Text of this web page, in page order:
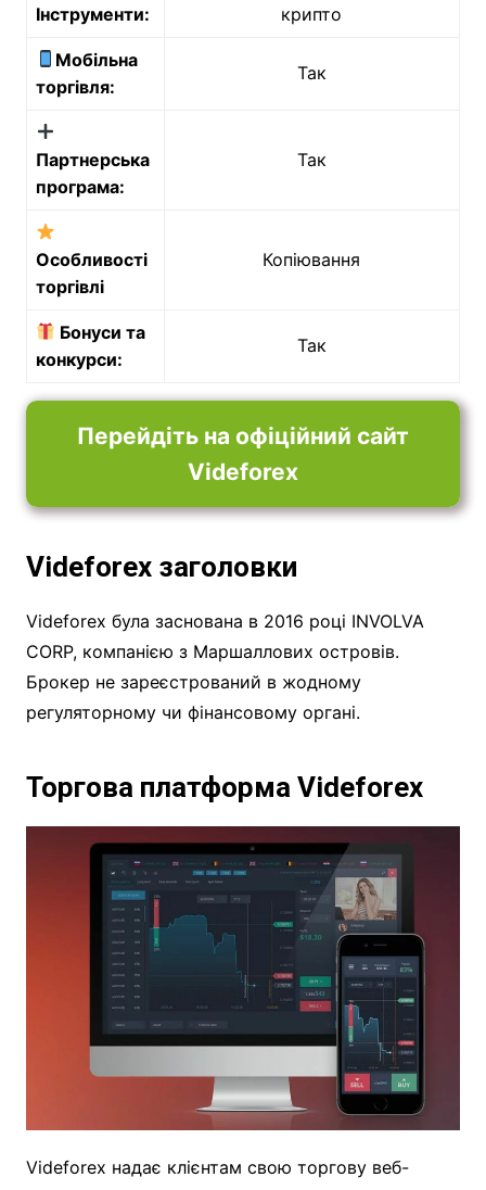
Інструменти:
крипто
Мобільна
торгівля:
Так
Партнерська
програма:
Так
Особливості
торгівлі
Копіювання
Бонуси та
конкурси:
Так
Перейдіть на офіційний сайт
Videforex
Videforex заголовки
Videforex була заснована в 2016 році INVOLVA
CORP, компанією з Маршаллових островів.
Брокер не зареєстрований в жодному
регуляторному чи фінансовому органі.
Торгова платформа Videforex
Videforex надає клієнтам свою торгову веб-